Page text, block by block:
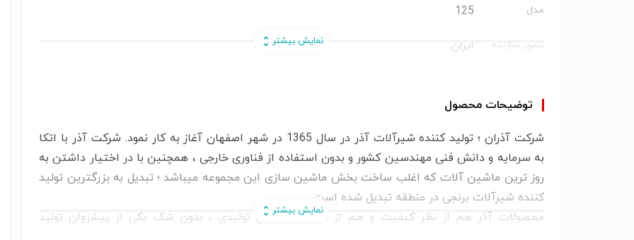
مدل 125
کشور سازنده ایران
تعداد در کارتن
توضیحات محصول
شرکت آذران ؛ تولید کننده شیرآلات آذر در سال 1365 در شهر اصفهان آغاز به کار نمود. شرکت آذر با اتکا
به سرمایه و دانش فنی مهندسین کشور و بدون استفاده از فناوری خارجی ، همچنین با در اختیار داشتن به
روز ترین ماشین آلات که اغلب ساخت بخش ماشین سازی این مجموعه میباشد ؛ تبدیل به بزرگترین تولید
کننده شیرآلات برنجی در منطقه تبدیل شده است.
محصولات آذر هم از نظر کیفیت و هم از نظر تنوع کالای تولیدی ، بدون شک یکی از پیشروان تولید